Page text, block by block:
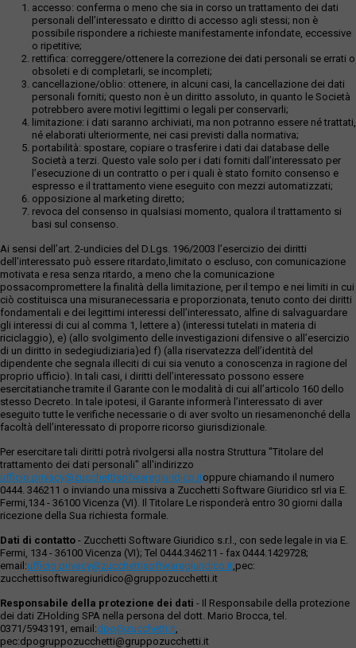
accesso: conferma o meno che sia in corso un trattamento dei dati
personali dell’interessato e diritto di accesso agli stessi; non è
possibile rispondere a richieste manifestamente infondate, eccessive
o ripetitive;
rettifica: correggere/ottenere la correzione dei dati personali se errati o
obsoleti e di completarli, se incompleti;
cancellazione/oblio: ottenere, in alcuni casi, la cancellazione dei dati
personali forniti; questo non è un diritto assoluto, in quanto le Società
potrebbero avere motivi legittimi o legali per conservarli;
limitazione: i dati saranno archiviati, ma non potranno essere né trattati,
né elaborati ulteriormente, nei casi previsti dalla normativa;
portabilità: spostare, copiare o trasferire i dati dai database delle
Società a terzi. Questo vale solo per i dati forniti dall’interessato per
l’esecuzione di un contratto o per i quali è stato fornito consenso e
espresso e il trattamento viene eseguito con mezzi automatizzati;
opposizione al marketing diretto;
revoca del consenso in qualsiasi momento, qualora il trattamento si
basi sul consenso.
Ai sensi dell’art. 2-undicies del D.Lgs. 196/2003 l’esercizio dei diritti
dell’interessato può essere ritardato,limitato o escluso, con comunicazione
motivata e resa senza ritardo, a meno che la comunicazione
possacompromettere la finalità della limitazione, per il tempo e nei limiti in cui
ciò costituisca una misuranecessaria e proporzionata, tenuto conto dei diritti
fondamentali e dei legittimi interessi dell’interessato, alfine di salvaguardare
gli interessi di cui al comma 1, lettere a) (interessi tutelati in materia di
riciclaggio), e) (allo svolgimento delle investigazioni difensive o all’esercizio
di un diritto in sedegiudiziaria)ed f) (alla riservatezza dell’identità del
dipendente che segnala illeciti di cui sia venuto a conoscenza in ragione del
proprio ufficio). In tali casi, i diritti dell’interessato possono essere
esercitatianche tramite il Garante con le modalità di cui all’articolo 160 dello
stesso Decreto. In tale ipotesi, il Garante informerà l’interessato di aver
eseguito tutte le verifiche necessarie o di aver svolto un riesamenonché della
facoltà dell’interessato di proporre ricorso giurisdizionale.
Per esercitare tali diritti potrà rivolgersi alla nostra Struttura "Titolare del
trattamento dei dati personali" all'indirizzo
ufficio.privacy@zucchettisofwaregiuridico.itoppure chiamando il numero
0444. 346211 o inviando una missiva a Zucchetti Software Giuridico srl via E.
Fermi,134 - 36100 Vicenza (VI). Il Titolare Le risponderà entro 30 giorni dalla
ricezione della Sua richiesta formale.
Dati di contatto - Zucchetti Software Giuridico s.r.l., con sede legale in via E.
Fermi, 134 - 36100 Vicenza (VI); Tel 0444.346211 - fax 0444.1429728;
email:ufficio.privacy@zucchettisoftwaregiuridico.it ,pec:
zucchettisoftwaregiuridico@gruppozucchetti.it
Responsabile della protezione dei dati - Il Responsabile della protezione
dei dati ZHolding SPA nella persona del dott. Mario Brocca, tel.
0371/5943191, email:dpo@zucchetti.it
pec:dpogruppozucchetti@gruppozucchetti.it